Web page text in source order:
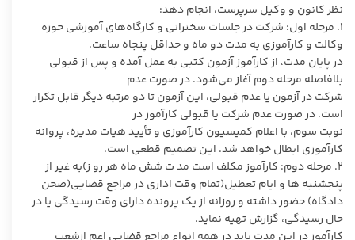
نظر کانون و وکیل سرپرست، انجام دهد:
۱. مرحله اول: شرکت در جلسات سخنرانی و کارگاه‌های آموزشی حوزه
وکالت و کارآموزی به مدت دو ماه و حداقل پنجاه ساعت.
در پایان مدت، از کارآموز آزمون کتبی به عمل آمده و پس از قبولی
بلافاصله مرحله دوم آغاز می‌شود. در صورت عدم
شرکت در آزمون یا عدم قبولی، این آزمون تا دو مرتبه دیگر قابل تکرار
است. در صورت عدم شرکت یا قبولی کارآموز در
نوبت سوم، با اعلام کمیسیون کارآموزی و تأیید هیات مدیره، پروانه
کارآموزی ابطال خواهد شد. این تصمیم قطعی است.
۲. مرحله دوم: کارآموز مکلف است مد ت شش ماه هر رو ز)به غیر از
پنجشنبه ها و ایام تعطیل(تمام وقت اداری در مراجع قضایی(صحن
دادگاه) حضور داشته و روزانه از یک پرونده دارای وقت رسیدگی یا در
حال رسیدگی، گزارش تهیه نماید.
کارآموز در این مدت باید در همه انواع مراجع قضایی اعم ازشعب